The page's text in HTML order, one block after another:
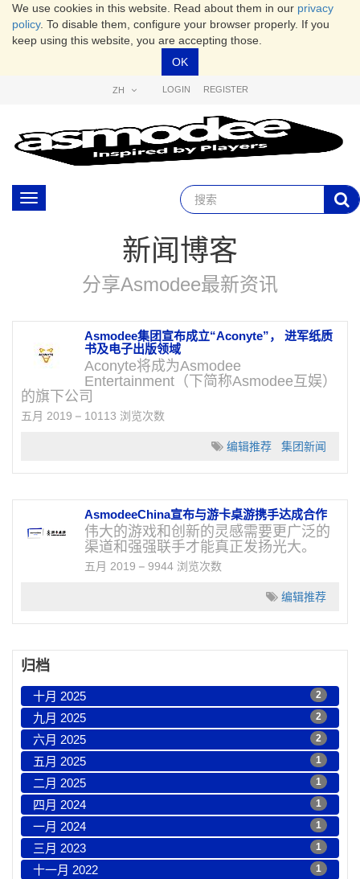
We use cookies in this website. Read about them in our privacy
policy. To disable them, configure your browser properly. If you
keep using this website, you are accepting those.
OK
ZH LOGIN REGISTER
Toggle
navigation
新闻博客
分享Asmodee最新资讯
Asmodee集团宣布成立“Aconyte”， 进军纸质
书及电子出版领域
Aconyte将成为Asmodee
Entertainment（下简称Asmodee互娱）
的旗下公司
五月 2019 10113 浏览次数
编辑推荐 集团新闻
AsmodeeChina宣布与游卡桌游携手达成合作
伟大的游戏和创新的灵感需要更广泛的
渠道和强强联手才能真正发扬光大。
五月 2019 9944 浏览次数
编辑推荐
归档
十月 2025 2
九月 2025 2
六月 2025 2
五月 2025 1
二月 2025 1
四月 2024 1
一月 2024 1
三月 2023 1
十一月 2022 1